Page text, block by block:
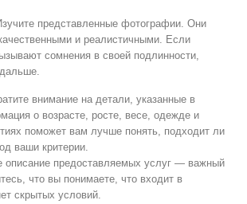
представленные фотографии. Они
и реалистичными. Если
сомнения в своей подлинности,
внимание на детали, указанные в
о возрасте, росте, весе, одежде и
поможет вам лучше понять, подходит ли
ваши критерии.
описание предоставляемых услуг — важный
что вы понимаете, что входит в
скрытых условий.